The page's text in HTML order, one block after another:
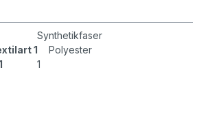
Synthetikfaser
1
Polyester
1